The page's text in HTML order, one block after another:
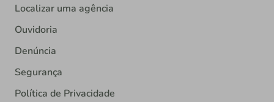
Localizar uma agência
Ouvidoria
Denúncia
Segurança
Política de Privacidade